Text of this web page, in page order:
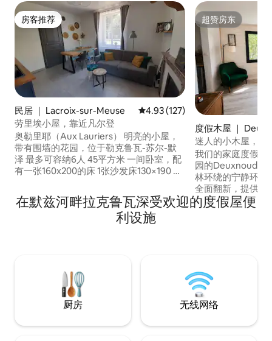
房客推荐
房客推荐
民居 ｜ Lacroix-sur-Meuse 平均评分 4.93 分（满分 5 分），
4.93 (127)
劳里埃小屋，靠近凡尔登
奥勒里耶（Aux Lauriers） 明亮的小屋，
带有围墙的花园，位于勒克鲁瓦-苏尔-默
泽 最多可容纳6人 45平方米 一间卧室，配
有一张160x200的床 1张沙发床130×190 客
场、世界和平中心、纪念馆、杜蒙骨库）
马丁湖（Lac de Madine）15分钟 圣米耶
（Saint Mihiel）10分钟 在村里为您服务：
超赞房东
超赞房东
度假木屋 ｜
Bois
迷人的小木屋，自
我们的家庭度假木
园的Deuxnouds-
林环绕的宁静环境中
全面翻新，提供
间卧室（12平方米
的起居室、一个设
在默兹河畔拉克鲁瓦深受欢迎的度假屋便
利设施
厨房 无线网络